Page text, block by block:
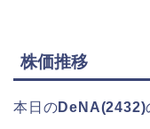
株価推移
本日のDeNA(2432)